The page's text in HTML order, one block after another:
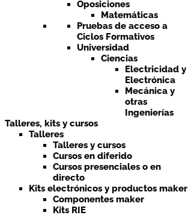
Oposiciones
Matemáticas
Pruebas de acceso a
Ciclos Formativos
Universidad
Ciencias
Electricidad y
Electrónica
Mecánica y
otras
Ingenierías
Talleres, kits y cursos
Talleres
Talleres y cursos
Cursos en diferido
Cursos presenciales o en
directo
Kits electrónicos y productos maker
Componentes maker
Kits RIE